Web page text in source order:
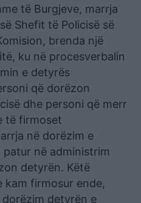
të Burgjeve, marrja
Shefit të Policisë së
brenda një
ku në procesverbalin
e detyrës
që dorëzon
dhe personi që merr
të firmoset
në dorëzim e
në administrim
detyrën. Këtë
kam firmosur ende,
detyrën e